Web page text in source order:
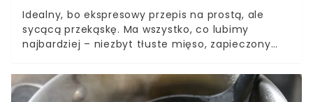
Idealny, bo ekspresowy przepis na prostą, ale
sycącą przekąskę. Ma wszystko, co lubimy
najbardziej – niezbyt tłuste mięso, zapieczony
francuskiego. Można ją jeść palcami, jest więc
świetna na różnego rodzaju imprezy.